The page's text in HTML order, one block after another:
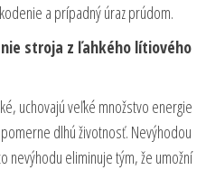
a prípadný úraz prúdom.
stroja z ľahkého lítiového
uchovajú veľké množstvo energie
dlhú životnosť. Nevýhodou
nevýhodu eliminuje tým, že umožní